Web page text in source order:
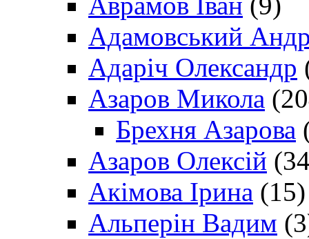
Адамовський
Адаріч Олександр
Азаров Микола
Брехня Азарова
Азаров Олексій
Акімова Ірина (15)
Альперін Вадим